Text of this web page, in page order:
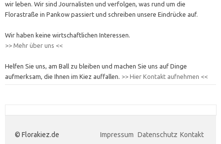
wir leben. Wir sind Journalisten und verfolgen, was rund um die
Florastraße in Pankow passiert und schreiben unsere Eindrücke auf.
Wir haben keine wirtschaftlichen Interessen.
>> Mehr über uns <<
Helfen Sie uns, am Ball zu bleiben und machen Sie uns auf Dinge
aufmerksam, die Ihnen im Kiez auffallen. >> Hier Kontakt aufnehmen <<
© Florakiez.de Impressum Datenschutz Kontakt